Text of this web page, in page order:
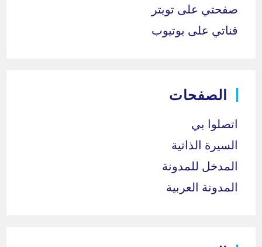
صفحتي على تويتر
قناتي على يوتيوب
الصفحات
اتصلوا بي
السيرة الذاتية
المدخل للمدونة
المدونة العربية